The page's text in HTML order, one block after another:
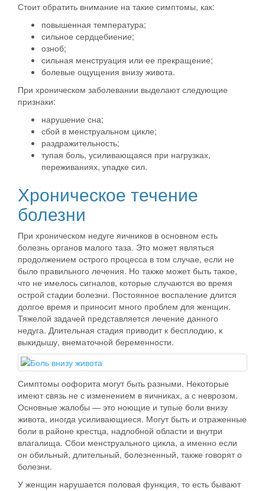
Стоит обратить внимание на такие симптомы, как:
повышенная температура;
сильное сердцебиение;
озноб;
сильная менструация или ее прекращение;
болевые ощущения внизу живота.
При хроническом заболевании выделают следующие
признаки:
нарушение сна;
сбой в менструальном цикле;
раздражительность;
тупая боль, усиливающаяся при нагрузках,
переживаниях, упадке сил.
Хроническое течение
болезни
При хроническом недуге яичников в основном есть
болезнь органов малого таза. Это может являться
продолжением острого процесса в том случае, если не
было правильного лечения. Но также может быть такое,
что не имелось сигналов, которые случаются во время
острой стадии болезни. Постоянное воспаление длится
долгое время и приносит много проблем для женщин.
Тяжелой задачей представляется лечение данного
недуга. Длительная стадия приводит к бесплодию, к
выкидышу, внематочной беременности.
Симптомы оофорита могут быть разными. Некоторые
имеют связь не с изменением в яичниках, а с неврозом.
Основные жалобы — это ноющие и тупые боли внизу
живота, иногда усиливающиеся. Могут быть и отраженные
боли в районе крестца, надлобной области и внутри
влагалища. Сбои менструального цикла, а именно если
он обильный, длительный, болезненный, также говорят о
болезни.
У женщин нарушается половая функция, то есть бывают